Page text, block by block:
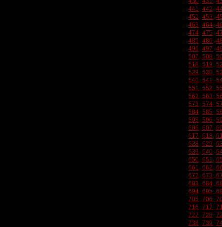
441 442
452 453
463 464
474 475
485 486
496 497
507 508
518 519
529 530
540 541
551 552
562 563
573 574
584 585
595 596
606 607
617 618
628 629
639 640
650 651
661 662
672 673
683 684
694 695
705 706
716 717
727 728
738 739